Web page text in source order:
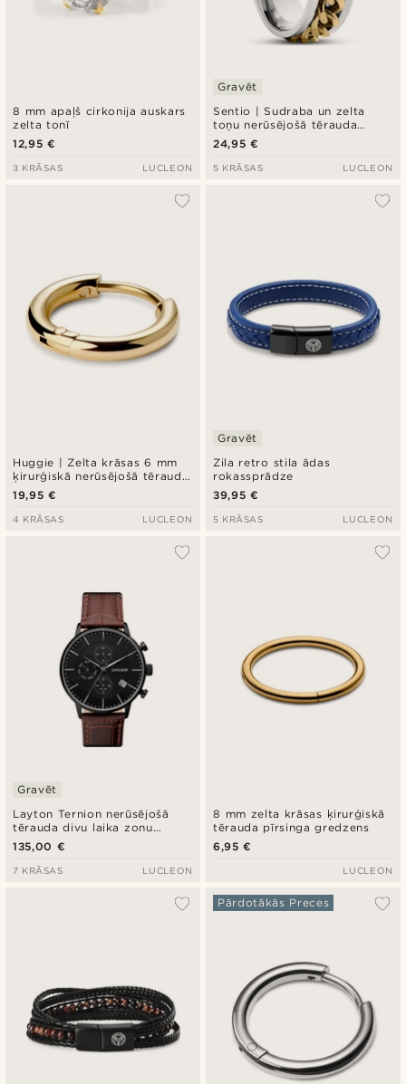
8 mm apaļš cirkonija auskars
zelta tonī
12,95 €
3 KRĀSAS LUCLEON
Sentio | Sudraba un zelta
toņu nerūsējošā tērauda
gredzens ar Curb ķēdes
rakstu
Gravēt
24,95 €
5 KRĀSAS LUCLEON
Huggie | Zelta krāsas 6 mm
ķirurģiskā nerūsējošā tērauda
gredzenveida auskars
19,95 €
4 KRĀSAS LUCLEON
Zila retro stila ādas
rokassprādze
Gravēt
39,95 €
5 KRĀSAS LUCLEON
Layton Ternion nerūsējošā
tērauda divu laika zonu
pulkstenis
Gravēt
135,00 €
7 KRĀSAS LUCLEON
8 mm zelta krāsas ķirurģiskā
tērauda pīrsinga gredzens
6,95 €
LUCLEON
Pārdotākās Preces